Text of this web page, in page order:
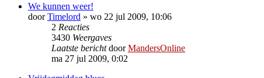
We kunnen weer!
doorTimelord » wo 22 jul 2009, 10:06
2 Reacties
3430 Weergaves
Laatste berichtdoorMandersOnline
ma 27 jul 2009, 0:02